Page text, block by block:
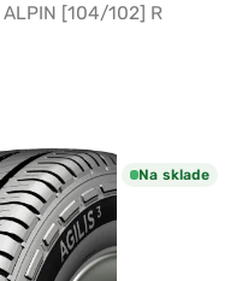
[104/102] R
Na sklade